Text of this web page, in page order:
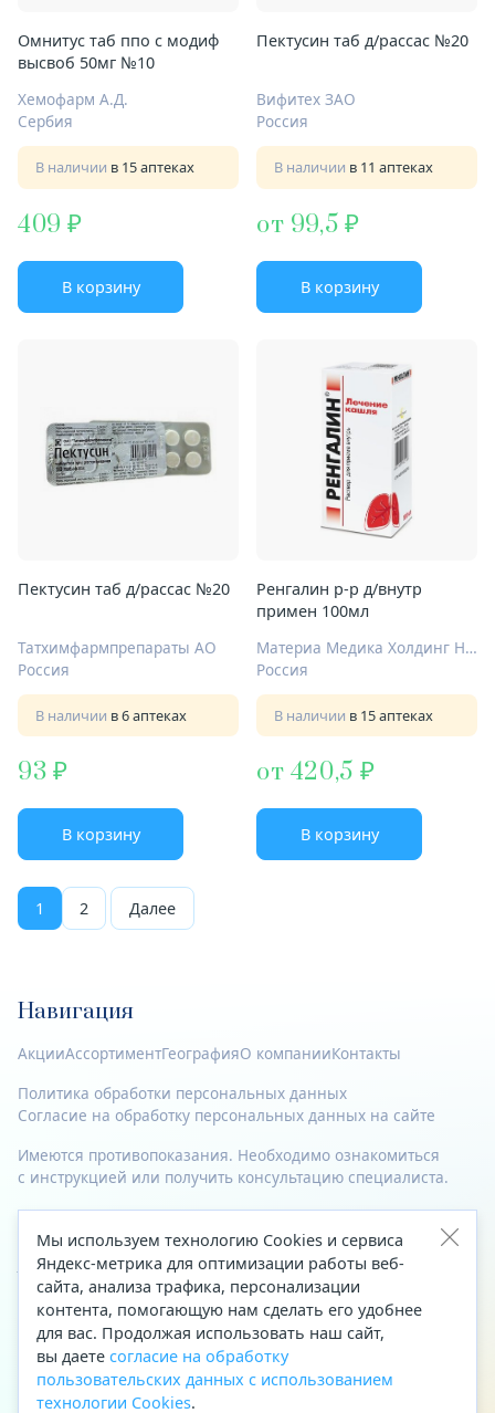
Омнитус таб ппо с модиф
высвоб 50мг №10
Хемофарм А.Д.
Сербия
В наличии в 15 аптеках
409
В корзину
Пектусин таб д/рассас №20
Вифитех ЗАО
Россия
В наличии в 11 аптеках
от 99,5
В корзину
Пектусин таб д/рассас №20
Татхимфармпрепараты АО
Россия
В наличии в 6 аптеках
93
В корзину
Ренгалин р-р д/внутр
примен 100мл
Материа Медика Холдинг НПФ ООО
Россия
В наличии в 15 аптеках
от 420,5
В корзину
1 2 Далее
Навигация
АкцииАссортиментГеографияО компанииКонтакты
Политика обработки персональных данных
Согласие на обработку персональных данных на сайте
Имеются противопоказания. Необходимо ознакомиться
с инструкцией или получить консультацию специалиста.
© 2023—2026 Все права защищены.
Адрес
Архангельск, ул. Папанина, д. 19 (вход в здание со стороны
автоцентра «Тойота»)
Приемная Генерального директора
Телефон
+7 (8182) 63-60-31
Мы используем технологию Cookies и сервиса
Яндекс-метрика для оптимизации работы веб-
сайта, анализа трафика, персонализации
контента, помогающую нам сделать его удобнее
для вас. Продолжая использовать наш сайт,
вы даете согласие на обработку
пользовательских данных с использованием
технологии Cookies.